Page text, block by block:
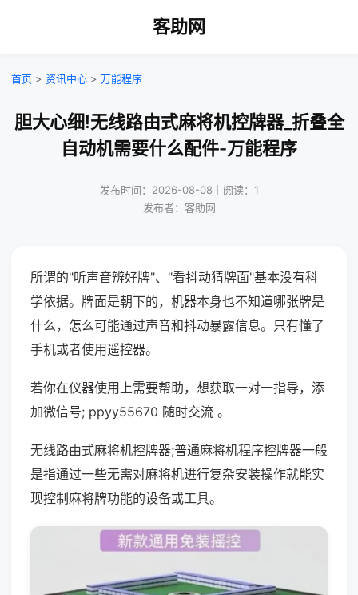
客助网
首页 > 资讯中心 > 万能程序
胆大心细!无线路由式麻将机控牌器_折叠全
自动机需要什么配件-万能程序
发布时间：2026-08-08｜阅读：1
发布者：客助网
所谓的"听声音辨好牌"、"看抖动猜牌面"基本没有科
学依据。牌面是朝下的，机器本身也不知道哪张牌是
什么，怎么可能通过声音和抖动暴露信息。只有懂了
手机或者使用遥控器。
若你在仪器使用上需要帮助，想获取一对一指导，添
加微信号; ppyy55670 随时交流 。
无线路由式麻将机控牌器;普通麻将机程序控牌器一般
是指通过一些无需对麻将机进行复杂安装操作就能实
现控制麻将牌功能的设备或工具。